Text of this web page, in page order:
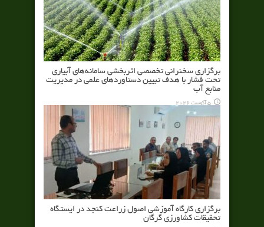
برگزاری سخنرانی تخصصی اثربخشی سامانه‌های آبیاری
تحت فشار با هدف تبیین دستاوردهای علمی در مدیریت
منابع آب
5 آگوست 2026
برگزاری کارگاه آموزشی اصول زراعت کنجد در ایستگاه
تحقیقات کشاورزی گرگان